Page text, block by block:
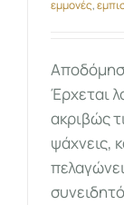
εμμονές,
Έρχεται
ακριβώς
ψάχνεις,